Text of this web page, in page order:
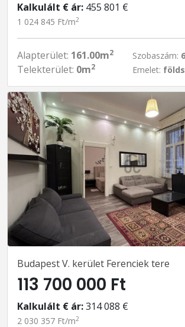
Kalkulált € ár: 455 801 €
1 024 845 Ft/m2
Alapterület: 161.00m2
Telekterület: 0m2
Szobaszám: 6
Emelet:
Budapest V. kerület Ferenciek tere
113 700 000 Ft
Kalkulált € ár:314 088 €
2 030 357 Ft/m2